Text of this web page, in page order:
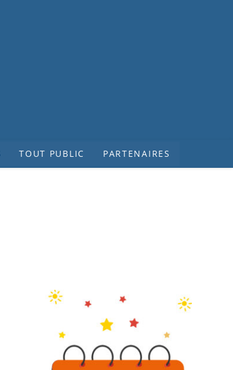
TOUT PUBLIC PARTENAIRES